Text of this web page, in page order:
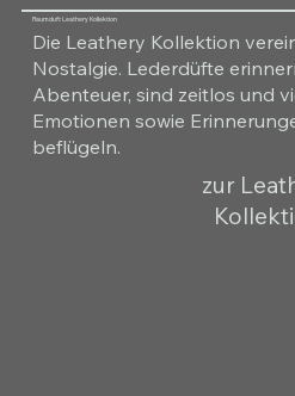
Raumduft Leathery Kollektion
Die Leathery Kollektion
Nostalgie. Lederdüfte
Abenteuer, sind zeitlos und
Emotionen sowie
beflügeln.
zur